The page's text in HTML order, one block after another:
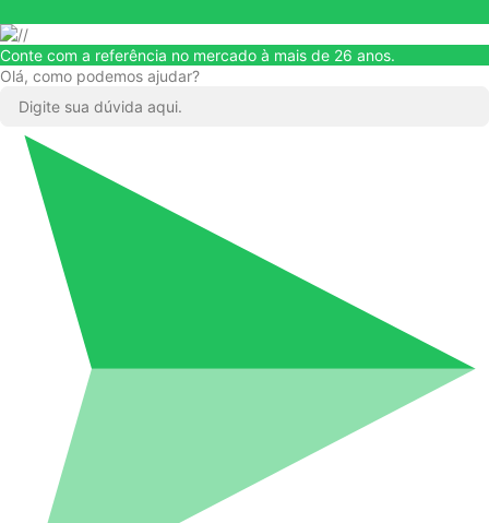
Conte com a referência no mercado à mais de 26 anos.
Olá, como podemos ajudar?